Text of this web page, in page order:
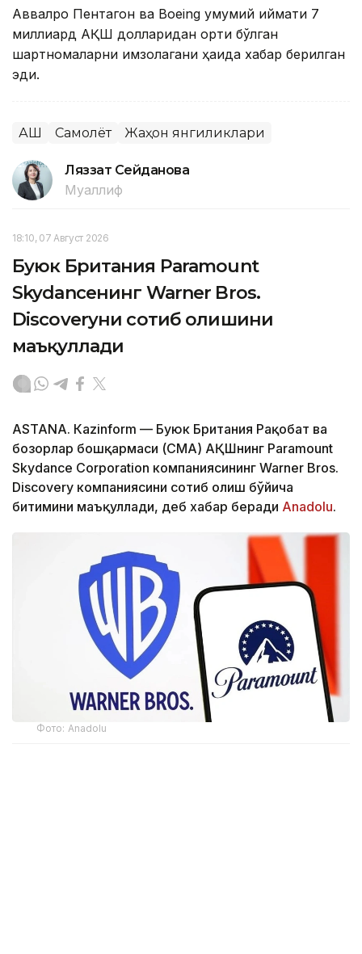
Аввалроқ Пентагон ва Boeing умумий қиймати 7
миллиард АҚШ долларидан ортиқ бўлган
шартномаларни имзолагани ҳақида хабар берилган
эди.
АҚШ Самолёт Жаҳон янгиликлари
Ляззат Сейданова
Муаллиф
18:10, 07 Август 2026
Буюк Британия Paramount
Skydanceнинг Warner Bros.
Discoveryни сотиб олишини
маъқуллади
ASTANА. Кazinform — Буюк Британия Рақобат ва
бозорлар бошқармаси (CМА) АҚШнинг Paramount
Skydance Corporation компаниясининг Warner Bros.
Discovery компаниясини сотиб олиш бўйича
битимини маъқуллади, деб хабар беради Аnadolu.
Фото: Аnadolu